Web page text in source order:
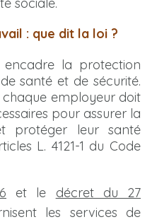
sociale.
: que dit la loi ?
encadre la protection
santé et de sécurité.
employeur doit
pour assurer la
protéger leur santé
L. 4121-1 du Code
et le décret du 27
les services de